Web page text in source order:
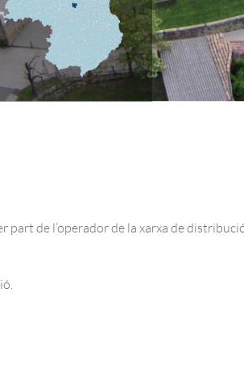
de l’operador de la xarxa de